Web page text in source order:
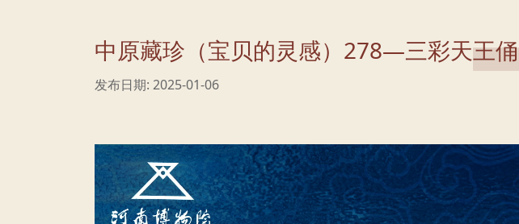
中原藏珍（宝贝的灵感）278—三彩天王俑
发布日期: 2025-01-06